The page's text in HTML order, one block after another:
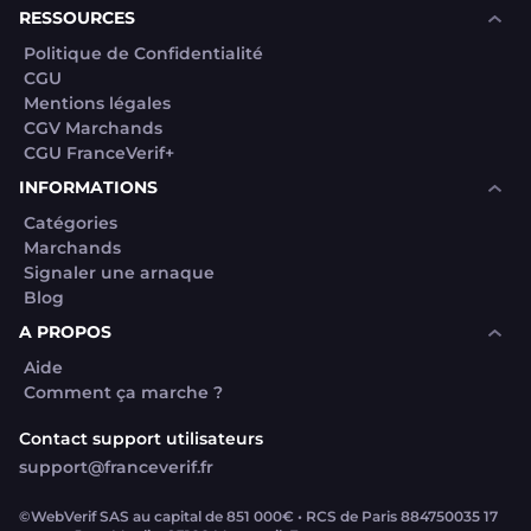
RESSOURCES
Politique de Confidentialité
CGU
Mentions légales
CGV Marchands
CGU FranceVerif+
INFORMATIONS
Catégories
Marchands
Signaler une arnaque
Blog
A PROPOS
Aide
Comment ça marche ?
Contact support utilisateurs
support@franceverif.fr
©WebVerif SAS au capital de 851 000€ • RCS de Paris 884750035 17